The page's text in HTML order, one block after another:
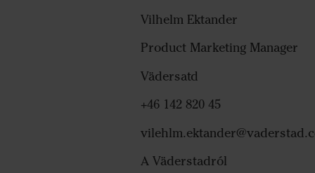
Vilhelm Ektander
Product Marketing Manager
Vädersatd
+46 142 820 45
A Väderstadról